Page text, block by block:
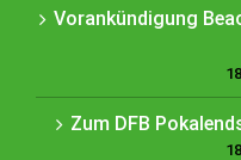
Vorankündigung
Zum DFB